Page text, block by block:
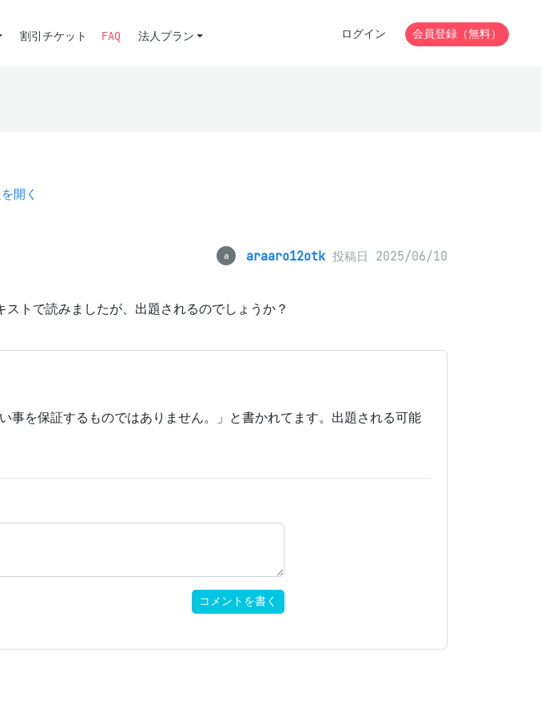
割引チケット FAQ 法人プラン ログイン 会員登録（無料）
開く
a araaro12otk 投稿日 2025/06/10
トで読みましたが、出題されるのでしょうか？
を保証するものではありません。」と書かれてます。出題される可能
コメントを書く